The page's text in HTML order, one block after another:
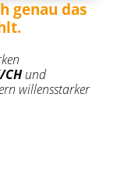
genau das
CHund
willensstarker